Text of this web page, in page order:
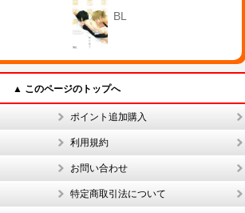
BL
▲ このページのトップへ
ポイント追加購入
利用規約
お問い合わせ
特定商取引法について